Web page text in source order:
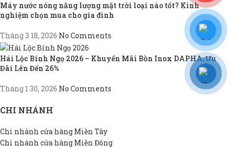
Máy nước nóng năng lượng mặt trời loại nào tốt? Kinh
nghiệm chọn mua cho gia đình
Tháng 3 18, 2026 No Comments
Hái Lộc Bính Ngọ 2026 – Khuyến Mãi Bồn Inox DAPHA, Ưu
Đãi Lên Đến 26%
Tháng 1 30, 2026 No Comments
CHI NHÁNH
Chi nhánh cửa hàng Miền Tây
Chi nhánh cửa hàng Miền Đông